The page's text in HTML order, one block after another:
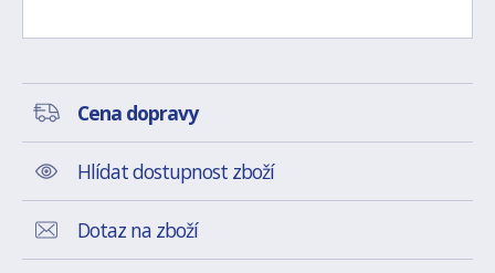
Cena dopravy
Hlídat dostupnost zboží
Dotaz na zboží